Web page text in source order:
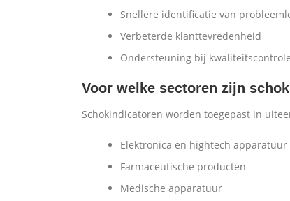
Snellere identificatie van
Verbeterde klanttevredenheid
Ondersteuning bij
Voor welke sectoren zijn
Schokindicatoren worden toegepast in
Elektronica en hightech apparatuur
Farmaceutische producten
Medische apparatuur